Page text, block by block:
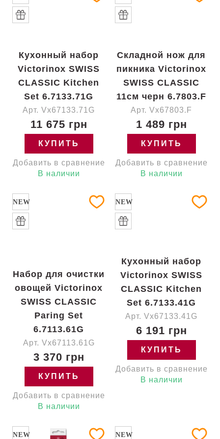
Кухонный набор
Victorinox SWISS
CLASSIC Kitchen
Set 6.7133.71G
Арт. Vx67133.71G
11 675 грн
КУПИТЬ
Добавить в сравнение
В наличии
Складной нож для
пикника Victorinox
SWISS CLASSIC
11см черн 6.7803.F
Арт. Vx67803.F
1 489 грн
КУПИТЬ
Добавить в сравнение
В наличии
NEW
Набор для очистки
овощей Victorinox
SWISS CLASSIC
Paring Set
6.7113.61G
Арт. Vx67113.61G
3 370 грн
КУПИТЬ
Добавить в сравнение
В наличии
NEW
Кухонный набор
Victorinox SWISS
CLASSIC Kitchen
Set 6.7133.41G
Арт. Vx67133.41G
6 191 грн
КУПИТЬ
Добавить в сравнение
В наличии
NEW NEW